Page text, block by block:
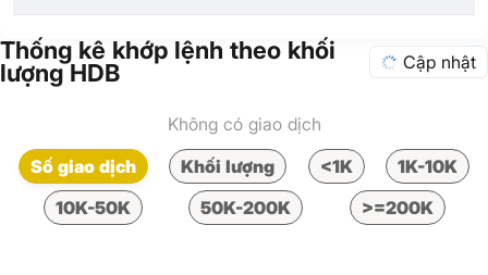
Thống kê khớp lệnh theo khối
lượng HDB
Cập nhật
Không có giao dịch
Số giao dịch
Khối lượng <1K
1K-10K
10K-50K
50K-200K >=200K